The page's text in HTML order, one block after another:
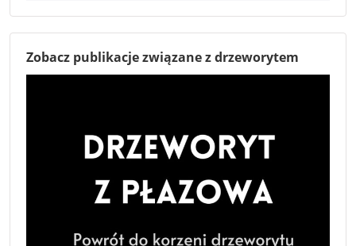
Zobacz publikacje związane z drzeworytem